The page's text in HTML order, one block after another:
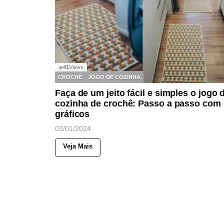
◉41 Views
CROCHÊ
JOGO DE COZINHA
Faça de um jeito fácil e simples o jogo
cozinha de crochê: Passo a passo com
gráficos
03/01/2024
Veja Mais